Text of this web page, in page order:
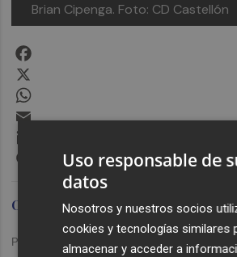
Brian Cipenga. Foto: CD Castellón
Messenger
Omid Sokout
Publicado: 16/10/2025 ·
Uso responsable de
datos
Nosotros y nuestros socios
cookies y tecnologías similares
almacenar y acceder a